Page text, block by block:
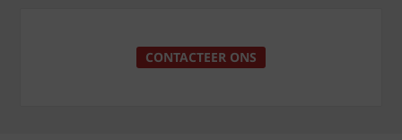
CONTACTEER ONS